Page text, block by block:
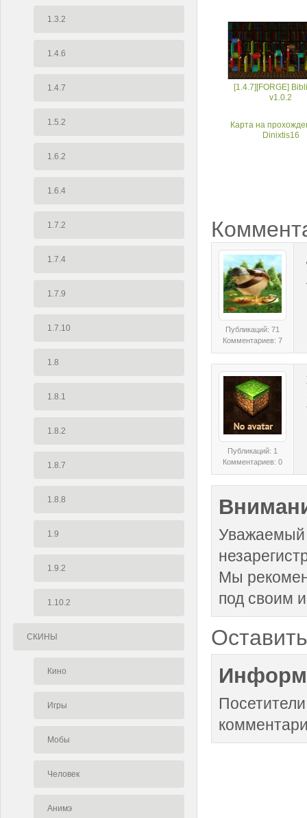
1.3.2
1.4.6
1.4.7
1.5.2
1.6.2
1.6.4
1.7.2
1.7.4
1.7.9
1.7.10
1.8
1.8.1
1.8.2
1.8.7
1.8.8
1.9
1.9.2
1.10.2
СКИНЫ
Кино
Игры
Мобы
Человек
Анимэ
[1.4.7][FORGE]
v1.0.2
Карта на
Dinixtis16
Публикаций: 71
Комментариев: 7
Публикаций: 1
Комментариев: 0
Уважаемый
Мы
под своим